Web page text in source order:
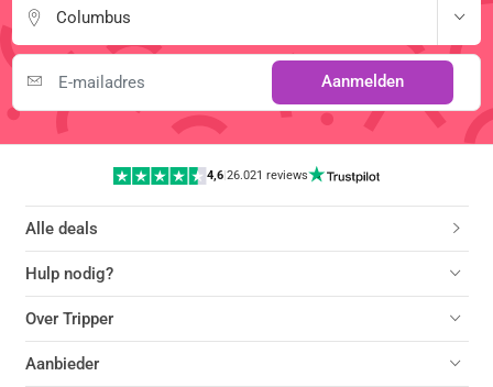
Columbus
Aanmelden
4,6 |26.021 reviews
Alle deals
Hulp nodig?
Over Tripper
Aanbieder